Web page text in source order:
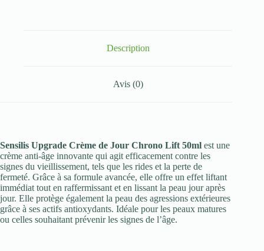
Description
Avis (0)
Sensilis Upgrade Crème de Jour Chrono Lift 50ml est une
crème anti-âge innovante qui agit efficacement contre les
signes du vieillissement, tels que les rides et la perte de
fermeté. Grâce à sa formule avancée, elle offre un effet liftant
immédiat tout en raffermissant et en lissant la peau jour après
jour. Elle protège également la peau des agressions extérieures
grâce à ses actifs antioxydants. Idéale pour les peaux matures
ou celles souhaitant prévenir les signes de l’âge.